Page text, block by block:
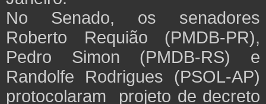
No Senado, os senadores
Roberto Requião (PMDB-PR),
Pedro Simon (PMDB-RS) e
Randolfe Rodrigues (PSOL-AP)
protocolaram projeto de decreto